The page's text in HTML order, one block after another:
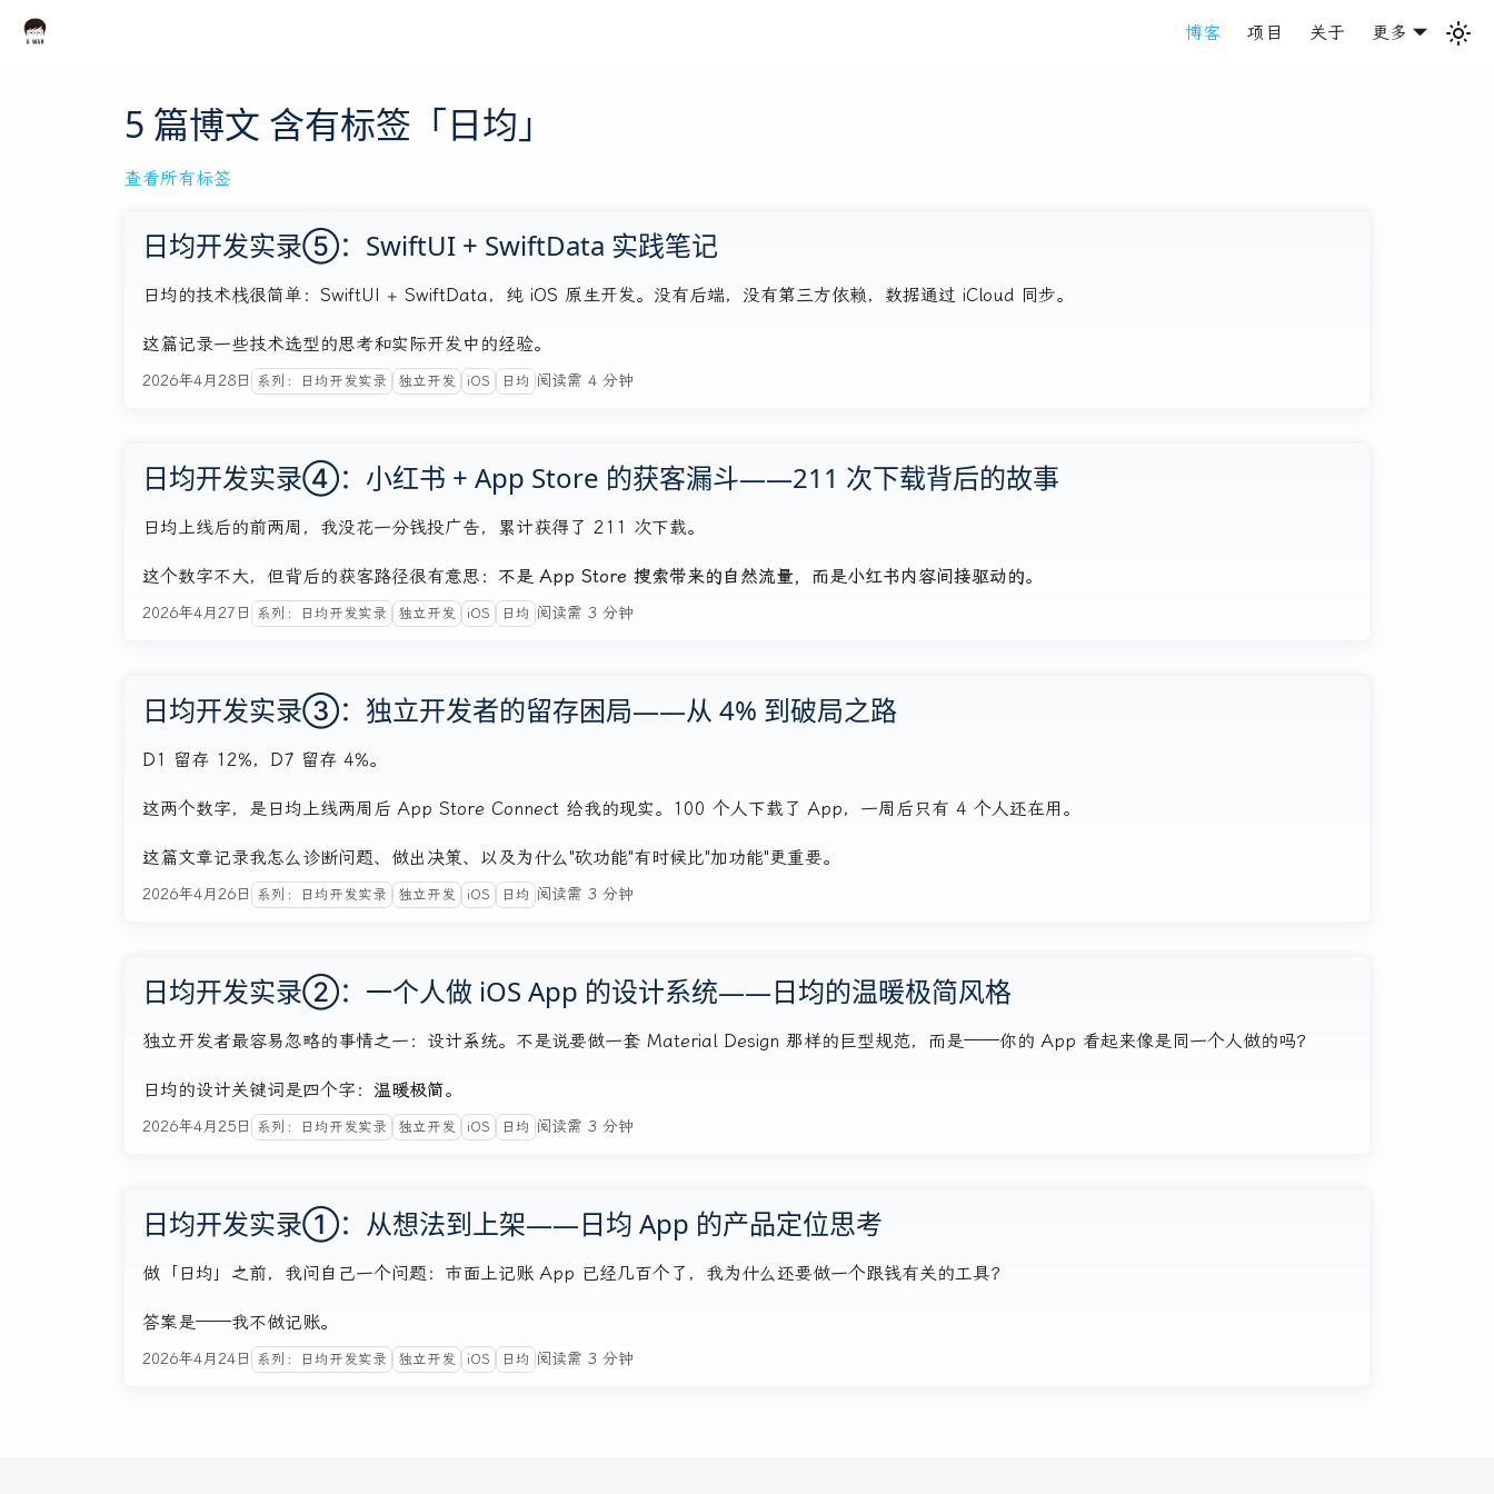
博客 项目 关于 更多
5 篇博文 含有标签「日均」
查看所有标签
日均开发实录⑤：SwiftUI + SwiftData 实践笔记
日均的技术栈很简单：SwiftUI + SwiftData，纯 iOS 原生开发。没有后端，没有第三方依赖，数据通过 iCloud 同步。
这篇记录一些技术选型的思考和实际开发中的经验。
2026年4月28日 系列：日均开发实录 独立开发 iOS 日均 阅读需 4 分钟
日均开发实录④：小红书 + App Store 的获客漏斗——211 次下载背后的故事
日均上线后的前两周，我没花一分钱投广告，累计获得了 211 次下载。
这个数字不大，但背后的获客路径很有意思： 不是 App Store 搜索带来的自然流量，而是小红书内容间接驱动的。
2026年4月27日 系列：日均开发实录 独立开发 iOS 日均 阅读需 3 分钟
日均开发实录③：独立开发者的留存困局——从 4% 到破局之路
D1 留存 12%，D7 留存 4%。
这两个数字，是日均上线两周后 App Store Connect 给我的现实。100 个人下载了 App，一周后只有 4 个人还在用。
这篇文章记录我怎么诊断问题、做出决策、以及为什么"砍功能"有时候比"加功能"更重要。
2026年4月26日 系列：日均开发实录 独立开发 iOS 日均 阅读需 3 分钟
日均开发实录②：一个人做 iOS App 的设计系统——日均的温暖极简风格
独立开发者最容易忽略的事情之一：设计系统。不是说要做一套 Material Design 那样的巨型规范，而是——你的 App 看起来像是同一个人做的吗？
日均的设计关键词是四个字： 温暖极简。
2026年4月25日 系列：日均开发实录 独立开发 iOS 日均 阅读需 3 分钟
日均开发实录①：从想法到上架——日均 App 的产品定位思考
做「日均」之前，我问自己一个问题：市面上记账 App 已经几百个了，我为什么还要做一个跟钱有关的工具？
答案是——我不做记账。
2026年4月24日 系列：日均开发实录 独立开发 iOS 日均 阅读需 3 分钟